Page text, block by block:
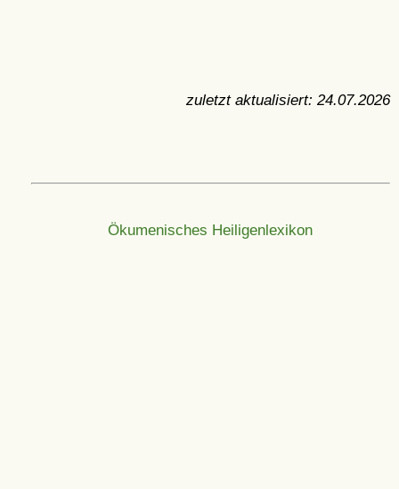
zuletzt aktualisiert: 24.07.2026
Ökumenisches Heiligenlexikon